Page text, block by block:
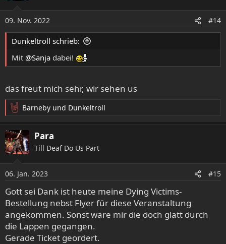
n
e
n
09. Nov. 2022 #14
Dunkeltroll schrieb:
Mit @Sanja dabei!
das freut mich sehr, wir sehen us
R
e
a
k
t
n
e
n
:
Barneby und Dunkeltroll
Para
Till Deaf Do Us Part
06. Jan. 2023 #15
Gott sei Dank ist heute meine Dying Victims-
Bestellung nebst Flyer für diese Veranstaltung
angekommen. Sonst wäre mir die doch glatt durch
die Lappen gegangen.
Gerade Ticket geordert.